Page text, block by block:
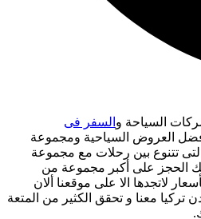
السياحة و السفر فى
العروض السياحية ومجموعة
تتنوع بين رحلات مع مجموعة
الحجز على أكبر مجموعة من
لاتجدها الا على موقعنا ألان
تركيا معنا و تحقق الكثير من المتعة